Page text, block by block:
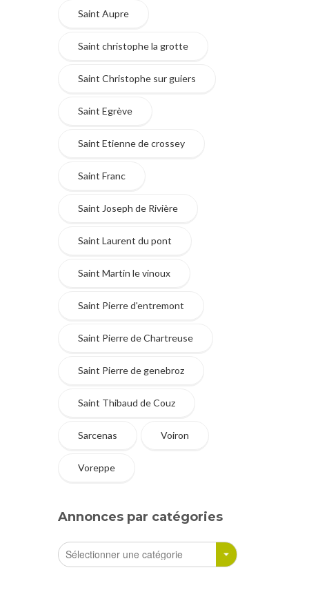
Saint Aupre
Saint christophe la grotte
Saint Christophe sur guiers
Saint Egrève
Saint Etienne de crossey
Saint Franc
Saint Joseph de Rivière
Saint Laurent du pont
Saint Martin le vinoux
Saint Pierre d'entremont
Saint Pierre de Chartreuse
Saint Pierre de genebroz
Saint Thibaud de Couz
Sarcenas Voiron
Voreppe
Annonces par catégories